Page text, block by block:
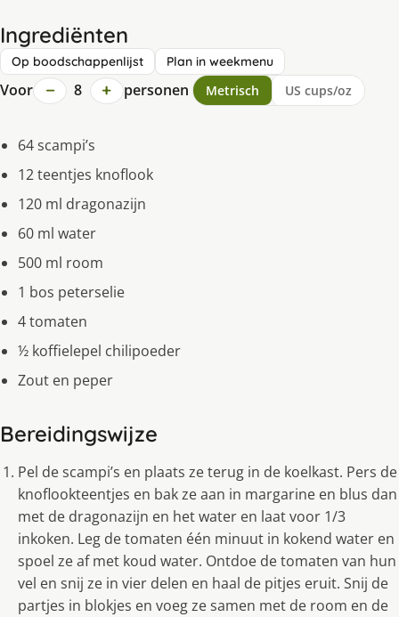
Ingrediënten
Op boodschappenlijst Plan in weekmenu
Voor − 8 + personen Metrisch US cups/oz
64 scampi’s
12 teentjes knoflook
120 ml dragonazijn
60 ml water
500 ml room
1 bos peterselie
4 tomaten
½ koffielepel chilipoeder
Zout en peper
Bereidingswijze
Pel de scampi’s en plaats ze terug in de koelkast. Pers de
knoflookteentjes en bak ze aan in margarine en blus dan
met de dragonazijn en het water en laat voor 1/3
inkoken. Leg de tomaten één minuut in kokend water en
spoel ze af met koud water. Ontdoe de tomaten van hun
vel en snij ze in vier delen en haal de pitjes eruit. Snij de
partjes in blokjes en voeg ze samen met de room en de